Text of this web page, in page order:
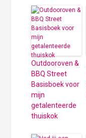
Outdooroven &
BBQ Street
Basisboek voor
mijn
getalenteerde
thuiskok